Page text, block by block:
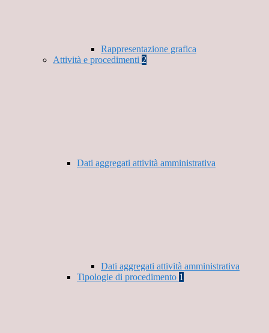
Rappresentazione grafica
Attività e procedimenti 2
Dati aggregati attività amministrativa
Dati aggregati attività amministrativa
Tipologie di procedimento 1